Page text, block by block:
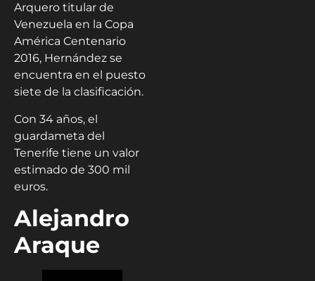
Arquero titular de
Venezuela en la Copa
América Centenario
2016, Hernández se
encuentra en el puesto
siete de la clasificación.
Con 34 años, el
guardameta del
Tenerife tiene un valor
estimado de 300 mil
euros.
Alejandro
Araque